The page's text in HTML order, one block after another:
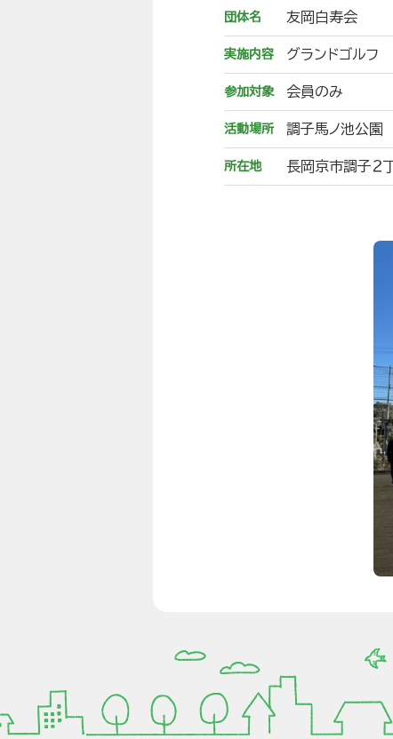
団体名 友岡白寿会
実施内容 グランドゴルフ
参加対象 会員のみ
活動場所 調子馬ノ池公園
所在地 長岡京市調子２丁